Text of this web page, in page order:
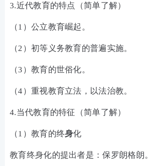
3.近代教育的特点（简单了解）
（1）公立教育崛起。
（2）初等义务教育的普遍实施。
（3）教育的世俗化。
（4）重视教育立法，以法治教。
4.当代教育的特征（简单了解）
（1）教育的终身化
教育终身化的提出者是：保罗朗格朗。